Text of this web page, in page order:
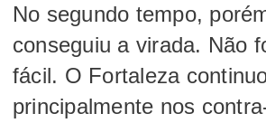
No segundo tempo,
conseguiu a virada. Não
fácil. O Fortaleza
principalmente nos